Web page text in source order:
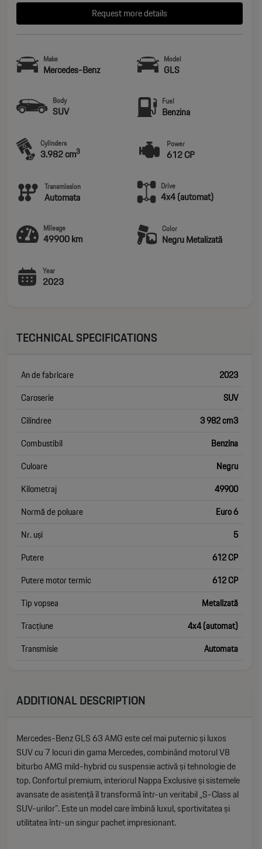
Request more details
Make
Mercedes-Benz
Model
GLS
Body
SUV
Fuel
Benzina
Cylinders
3.982 cm3
Power
612 CP
Transmission
Automata
Drive
4x4 (automat)
Mileage
49900 km
Color
Negru Metalizată
Year
2023
TECHNICAL SPECIFICATIONS
An de fabricare
2023
Caroserie
SUV
Cilindree
3 982 cm3
Combustibil
Benzina
Culoare
Negru
Kilometraj
49900
Normă de poluare
Euro 6
Nr. uși
5
Putere
612 CP
Putere motor termic
612 CP
Tip vopsea
Metalizată
Tracțiune
4x4 (automat)
Transmisie
Automata
ADDITIONAL DESCRIPTION
Mercedes-Benz GLS 63 AMG este cel mai puternic și luxos
SUV cu 7 locuri din gama Mercedes, combinând motorul V8
biturbo AMG mild-hybrid cu suspensie activă și tehnologie de
top. Confortul premium, interiorul Nappa Exclusive și sistemele
avansate de asistență îl transformă într-un veritabil „S-Class al
SUV-urilor”. Este un model care îmbină luxul, sportivitatea și
utilitatea într-un singur pachet impresionant.